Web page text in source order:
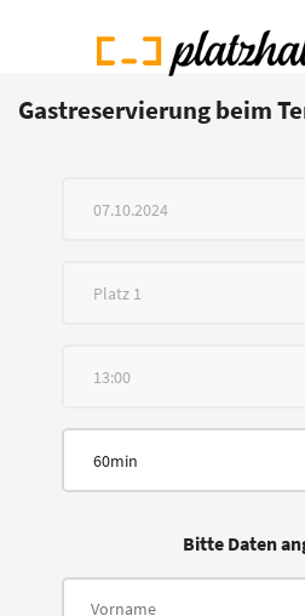
Gastreservierung beim
07.10.2024
Platz 1
13:00
60min
Bitte Daten